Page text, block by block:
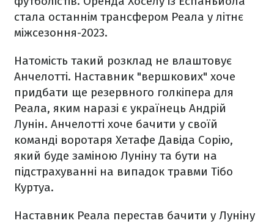
стала останнім трансфером Реала у літнє
міжсезоння-2023.
Натомість такий розклад не влаштовує
Анчелотті. Наставник "вершкових" хоче
придбати ще резервного голкіпера для
Реала, яким наразі є українець Андрій
Лунін. Анчелотті хоче бачити у своїй
команді воротаря Хетафе Давіда Сорію,
який буде заміною Луніну та бути на
підстрахуванні на випадок травми Тібо
Куртуа.
Наставник Реала перестав бачити у Луніну